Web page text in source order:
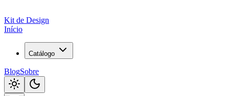
Kit de Design
Início
Catálogo
BlogSobre